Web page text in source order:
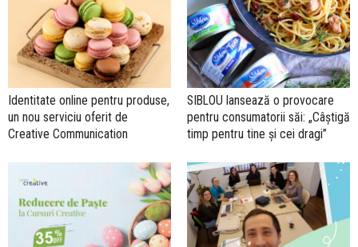
Identitate online pentru produse,
un nou serviciu oferit de
Creative Communication
SIBLOU lansează o provocare
pentru consumatorii săi: „Câștigă
timp pentru tine și cei dragi”